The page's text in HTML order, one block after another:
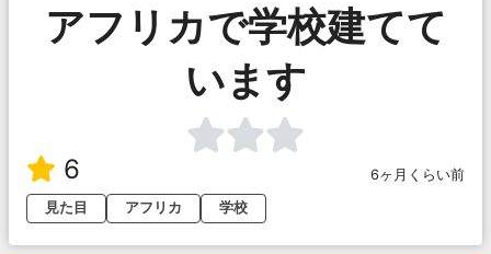
アフリカで学校建てて
います
6
6ヶ月くらい前
見た目
アフリカ 学校